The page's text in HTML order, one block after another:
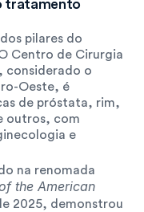
tratamento
pilares do
Centro de Cirurgia
considerado o
Oeste, é
de próstata, rim,
outros, com
e
na renomada
the American
2025, demonstrou